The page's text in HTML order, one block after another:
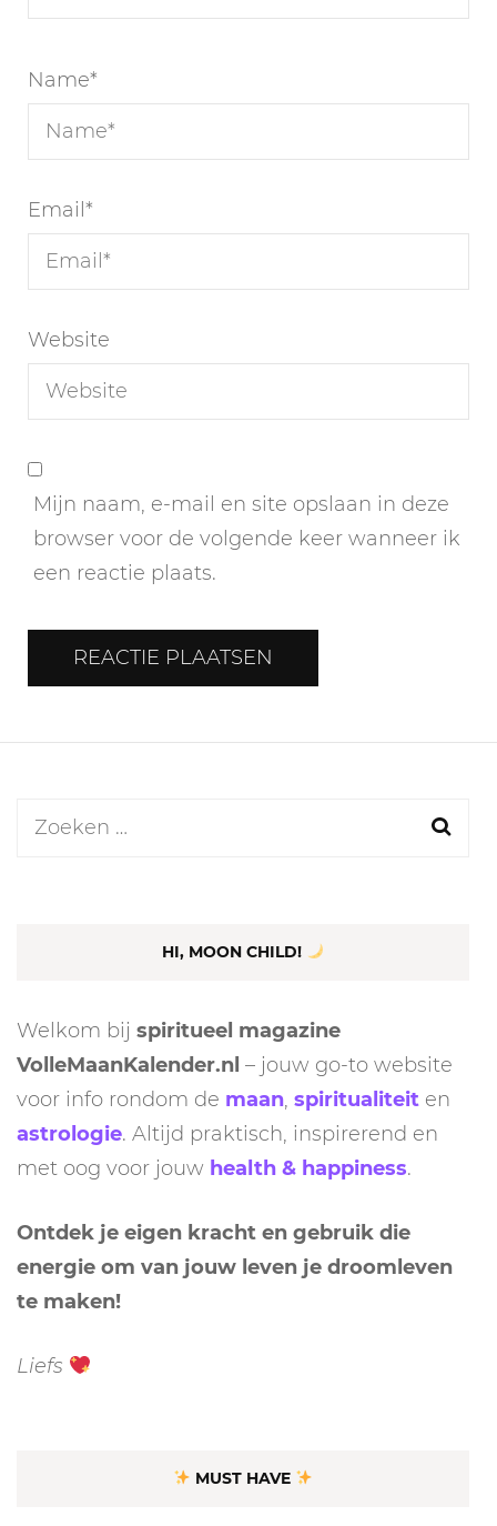
Name*
Email *
Website
Mijn naam, e-mail en site opslaan in deze
browser voor de volgende keer wanneer ik
een reactie plaats.
Zoeken
HI, MOON CHILD!
Welkom bij spiritueel magazine
VolleMaanKalender.nl – jouw go-to website
voor info rondom de maan, spiritualiteit en
astrologie. Altijd praktisch, inspirerend en
met oog voor jouw health & happiness.
Ontdek je eigen kracht en gebruik die
energie om van jouw leven je droomleven
te maken!
Liefs
MUST HAVE